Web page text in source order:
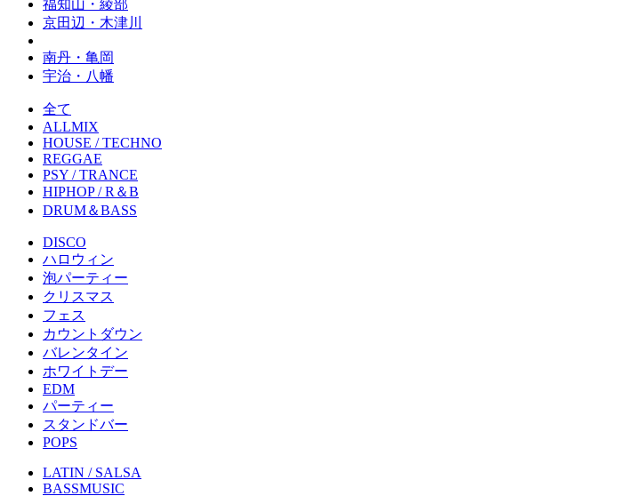
福知山・綾部
京田辺・木津川
南丹・亀岡
宇治・八幡
全て
ALLMIX
HOUSE / TECHNO
REGGAE
PSY / TRANCE
HIPHOP / R＆B
DRUM＆BASS
DISCO
ハロウィン
泡パーティー
クリスマス
フェス
カウントダウン
バレンタイン
ホワイトデー
EDM
パーティー
スタンドバー
POPS
LATIN / SALSA
BASSMUSIC